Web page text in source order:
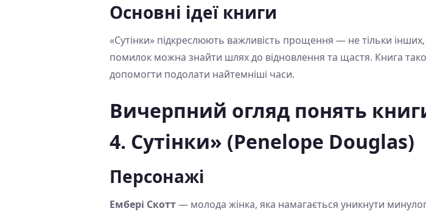
Основні ідеї книги
«Сутінки» підкреслюють важливість прощення — не тільки
помилок можна знайти шлях до відновлення та щастя. Книга
допомогти подолати найтемніші часи.
Вичерпний огляд понять
4. Сутінки» (Penelope Douglas)
Персонажі
Ембері Скотт— молода жінка, яка намагається уникнути